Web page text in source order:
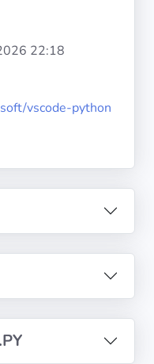
22:18
vscode-python